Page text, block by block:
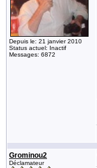
Depuis le: 21 janvier 2010
Status actuel: Inactif
Messages: 6872
Grominou2
Déclamateur